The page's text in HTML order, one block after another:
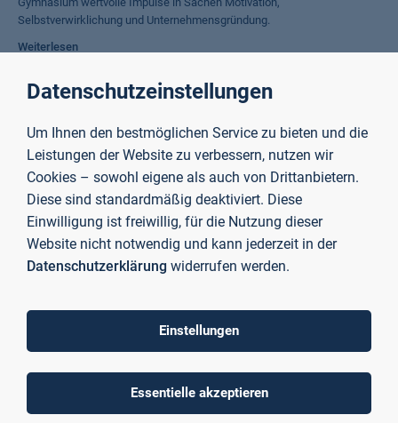
Selbstverwirklichung und Unternehmensgründung.
Weiterlesen
Hochschule
Die TH Aschaffenburg erhält Geld aus der Stiftung „Allgemeiner Schul-
und Studienfonds“ zur Förderung der Internationalisierung.
Weiterlesen
Künstliche Intelligenz zum Nutzen mittlerer Unternehmen
Weiterlesen
In 54 Stunden zum eigenen Unternehmen
Datenschutzeinstellungen
Um Ihnen den bestmöglichen Service zu bieten und die
Leistungen der Website zu verbessern, nutzen wir
Cookies – sowohl eigene als auch von Drittanbietern.
Diese sind standardmäßig deaktiviert. Diese
Einwilligung ist freiwillig, für die Nutzung dieser
Website nicht notwendig und kann jederzeit in der
Datenschutzerklärung widerrufen werden.
Einstellungen
Essentielle akzeptieren